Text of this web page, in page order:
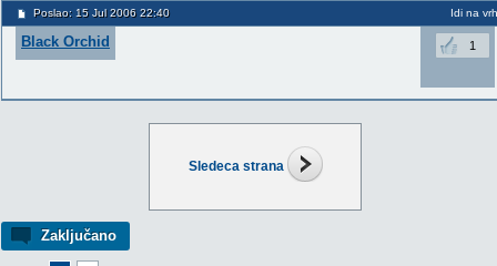
Sledeca strana
Zaključano
Poslao: 15 Jul 2006 22:40 Idi na vrh
Black Orchid 1